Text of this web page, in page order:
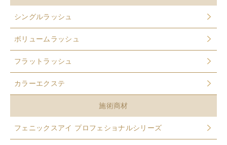
シングルラッシュ
ボリュームラッシュ
フラットラッシュ
カラーエクステ
施術商材
フェニックスアイ プロフェショナルシリーズ